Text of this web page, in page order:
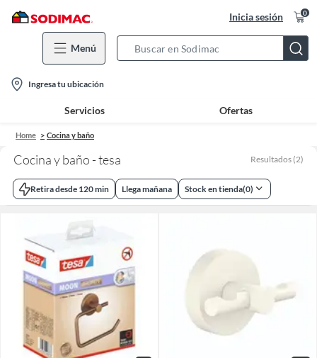
Inicia sesión 0
Menú
Bar
location-
icon
Ingresa tu ubicación
Servicios Ofertas
Home Cocina y baño
Cocina y baño - tesa Resultados (2)
Retira desde 120 min Llega mañana Stock en tienda(0)